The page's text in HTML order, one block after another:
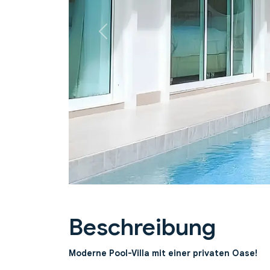
Previous
Beschreibung
Moderne Pool-Villa mit einer privaten Oase!